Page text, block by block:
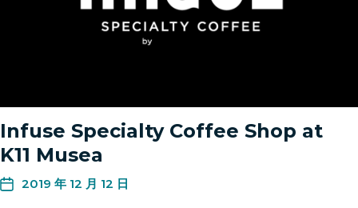
Infuse Specialty Coffee Shop at
K11 Musea
2019 年 12 月 12 日